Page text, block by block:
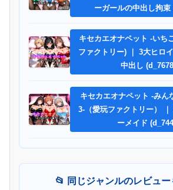
ーガールの中出し拘束
キセカエオナペット -いち
ファクトリー) ｜ 3大ヒロ
中出し
キセカエオナペット -みん
3-（愛玩ファクトリー）
ーメイド
📂 同じジャンルのレビュ